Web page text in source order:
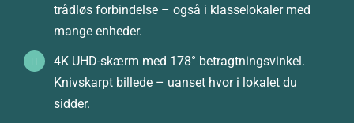
trådløs forbindelse – også i klasselokaler med
mange enheder.
4K UHD-skærm med 178° betragtningsvinkel.
Knivskarpt billede – uanset hvor i lokalet du
sidder.